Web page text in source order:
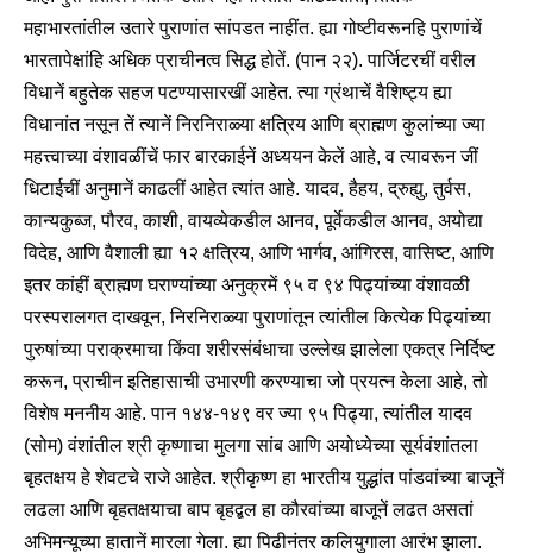
महाभारतांतील उतारे पुराणांत सांपडत नाहींत. ह्या गोष्टीवरूनहि पुराणांचें
भारतापेक्षांहि अधिक प्राचीनत्व सिद्ध होतें. (पान २२).पार्जिटरचीं वरील
विधानें बहुतेक सहज पटण्यासारखीं आहेत. त्या ग्रंथाचें वैशिष्ट्य ह्या
विधानांत नसून तें त्यानें निरनिराळ्या क्षत्रिय आणि ब्राह्मण कुलांच्या ज्या
महत्त्वाच्या वंशावळींचें फार बारकाईनें अध्ययन केलें आहे, व त्यावरून जीं
धिटाईचीं अनुमानें काढलीं आहेत त्यांत आहे. यादव, हैहय, द्रुह्यु, तुर्वस,
कान्यकुब्ज, पौरव, काशी, वायव्येकडील आनव, पूर्वेकडील आनव, अयोद्या
विदेह, आणि वैशाली ह्या १२ क्षत्रिय, आणि भार्गव, आंगिरस, वासिष्ट, आणि
इतर कांहीं ब्राह्मण घराण्यांच्या अनुक्रमें ९५ व ९४ पिढ्यांच्या वंशावळी
परस्परालगत दाखवून, निरनिराळ्या पुराणांतून त्यांतील कित्येक पिढ्यांच्या
पुरुषांच्या पराक्रमाचा किंवा शरीरसंबंधाचा उल्लेख झालेला एकत्र निर्दिष्ट
करून, प्राचीन इतिहासाची उभारणी करण्याचा जो प्रयत्न केला आहे, तो
विशेष मननीय आहे. पान १४४-१४९ वर ज्या ९५ पिढ्या, त्यांतील यादव
(सोम) वंशांतील श्री कृष्णाचा मुलगा सांब आणि अयोध्येच्या सूर्यवंशांतला
बृहतक्षय हे शेवटचे राजे आहेत. श्रीकृष्ण हा भारतीय युद्धांत पांडवांच्या बाजूनें
लढला आणि बृहतक्षयाचा बाप बृहद्बल हा कौरवांच्या बाजूनें लढत असतां
अभिमन्यूच्या हातानें मारला गेला. ह्या पिढीनंतर कलियुगाला आरंभ झाला.